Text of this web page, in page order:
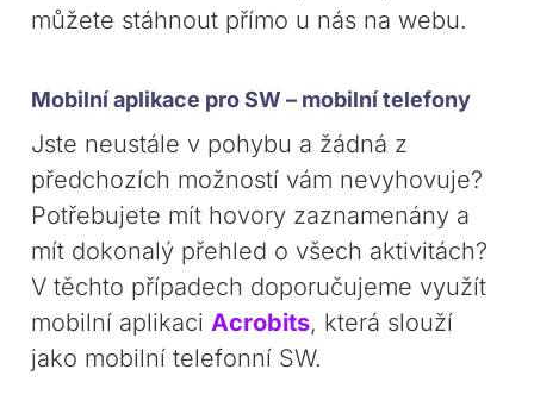
můžete stáhnout přímo u nás na webu.
Mobilní aplikace pro SW – mobilní telefony
Jste neustále v pohybu a žádná z
předchozích možností vám nevyhovuje?
Potřebujete mít hovory zaznamenány a
mít dokonalý přehled o všech aktivitách?
V těchto případech doporučujeme využít
mobilní aplikaciAcrobits, která slouží
jako mobilní telefonní SW.